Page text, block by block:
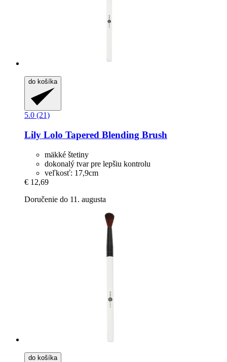
do košíka
5.0 (21)
Lily Lolo Tapered Blending Brush
mäkké štetiny
dokonalý tvar pre lepšiu kontrolu
veľkosť: 17,9cm
€ 12,69
Doručenie do 11. augusta
do košíka